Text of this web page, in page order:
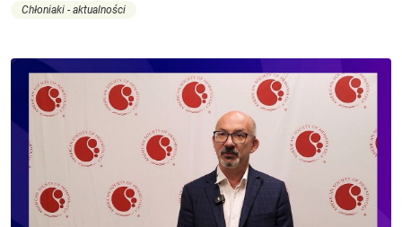
Chłoniaki - aktualności